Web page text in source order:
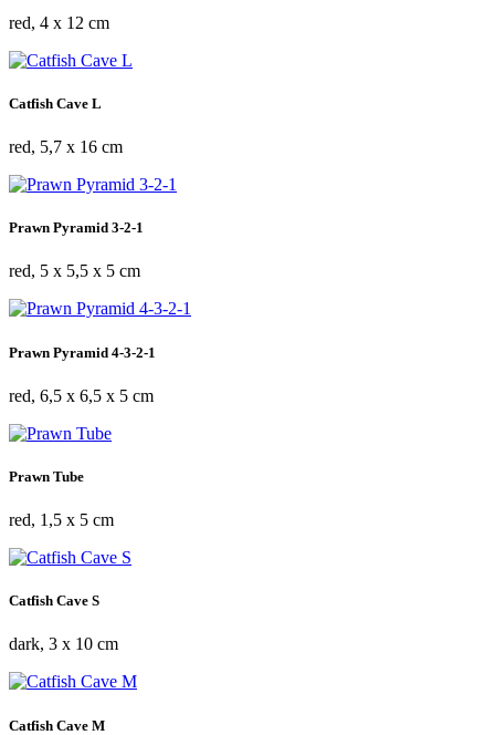
red, 4 x 12 cm
Catfish Cave L
red, 5,7 x 16 cm
Prawn Pyramid 3-2-1
red, 5 x 5,5 x 5 cm
Prawn Pyramid 4-3-2-1
red, 6,5 x 6,5 x 5 cm
Prawn Tube
red, 1,5 x 5 cm
Catfish Cave S
dark, 3 x 10 cm
Catfish Cave M